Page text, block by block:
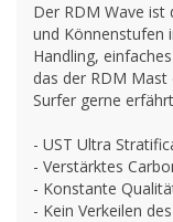
Der RDM Wave ist
und Könnenstufen
Handling,
das der RDM
Surfer gerne
- UST Ultra
- Verstärktes
- Konstante
- Kein Verkeilen